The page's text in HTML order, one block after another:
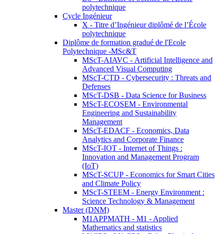
polytechnique
Cycle Ingénieur
X - Titre d’Ingénieur diplômé de l’École
polytechnique
Diplôme de formation gradué de l'Ecole
Polytechnique -MSc&T
MScT-AIAVC - Artificial Intelligence and
Advanced Visual Computing
MScT-CTD - Cybersecurity : Threats and
Defenses
MScT-DSB - Data Science for Business
MScT-ECOSEM - Environmental
Engineering and Sustainability
Management
MScT-EDACF - Economics, Data
Analytics and Corporate Finance
MScT-IOT - Internet of Things :
Innovation and Management Program
(IoT)
MScT-SCUP - Economics for Smart Cities
and Climate Policy
MScT-STEEM - Energy Environment :
Science Technology & Management
Master (DNM)
M1APPMATH - M1 - Applied
Mathematics and statistics